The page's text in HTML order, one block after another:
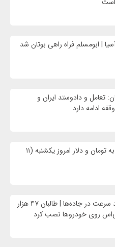
| ابومسلم فراه راهی بوتان شد
تعامل و دادوستد ایران و
ادامه دارد
قیمت افغانی به تومان و دلار امروز یکشنبه (۱۱
کنترل هوشمند سرعت در جاده‌ها | طالبان ۴۷ هزار
روی خودروها نصب کرد